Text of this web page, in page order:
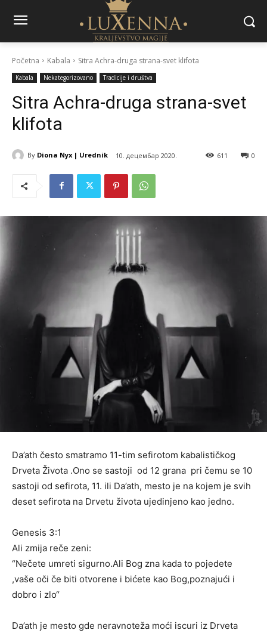
Početna Kabala Sitra Achra-druga strana-svet klifota
Kabala Nekategorizovano Tradicije i društva
Sitra Achra-druga strana-svet
klifota
By Diona Nyx | Urednik 10. децембар 2020. 0
611
Da’ath često smatramo 11-tim sefirotom kabalističkog
Drveta Života .Ono se sastoji od 12 grana pri čemu se 10
sastoji od sefirota, 11. ili Da’ath, mesto je na kojem je svih
deset sefirota na Drvetu života ujedinjeno kao jedno.
Genesis 3:1
Ali zmija reče zeni:
“Nečete umreti sigurno.Ali Bog zna kada to pojedete
,vaše oči če biti otvorene i bićete kao Bog,poznajući i
dobro i zlo“
Da’ath je mesto gde neravnoteža moći iscuri iz Drveta